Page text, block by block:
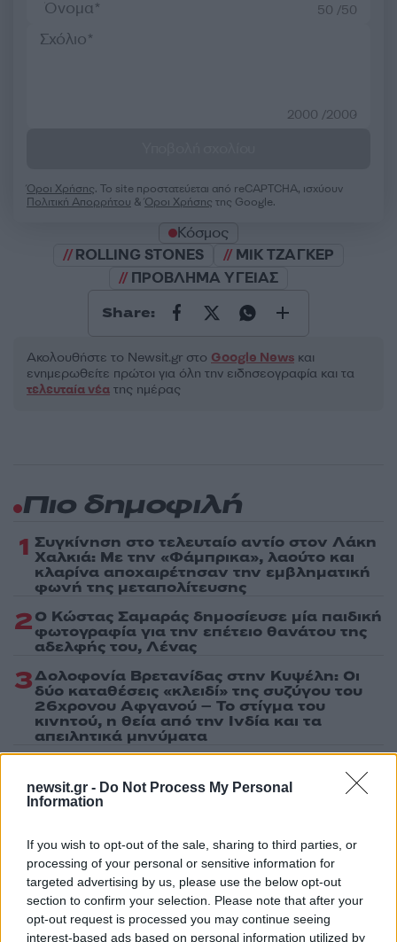
newsit.gr - Do Not Process My Personal
Information
If you wish to opt-out of the sale, sharing to third parties, or
processing of your personal or sensitive information for
targeted advertising by us, please use the below opt-out
section to confirm your selection. Please note that after your
opt-out request is processed you may continue seeing
interest-based ads based on personal information utilized by
50 /50
2000 /2000
Όροι Χρήσης. Το site προστατεύεται από reCAPTCHA, ισχύουν
Πολιτική Απορρήτου &Όροι Χρήσης της Google.
Κόσμος
ROLLING STONES
ΜΙΚ ΤΖΑΓΚΕΡ
ΠΡΟΒΛΗΜΑ ΥΓΕΙΑΣ
Share:
Ακολουθήστε το Νewsit.gr στο Google News και
ενημερωθείτε πρώτοι για όλη την ειδησεογραφία και τα
τελευταία νέα της ημέρας
Πιο δημοφιλή
1 Συγκίνηση στο τελευταίο αντίο στον Λάκη
Χαλκιά: Με την «Φάμπρικα», λαούτο και
κλαρίνα αποχαιρέτησαν την εμβληματική
φωνή της μεταπολίτευσης
2Ο Κώστας Σαμαράς δημοσίευσε μία παιδική
φωτογραφία για την επέτειο θανάτου της
αδελφής του, Λένας
3Δολοφονία Βρετανίδας στην Κυψέλη: Οι
δύο καταθέσεις «κλειδί» της συζύγου του
26χρονου Αφγανού – Το στίγμα του
κινητού, η θεία από την Ινδία και τα
απειλητικά μηνύματα
ανθρώπους που είχαν ανάγκη» - Η πρώτη
δήλωση της οικογένειας της 38χρονης
Λίζα που βρέθηκε νεκρή στην Κυψέλη
5Συνεχίζονται οι αποχωρήσεις από το κόμμα
Καρυστιανού: «Δεν συνθέτει, αλλά
λειτουργεί με αρχηγικά στερεότυπα»
Πιο σχολιασμένα